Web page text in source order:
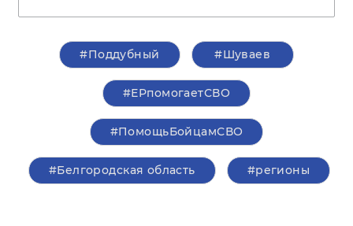
#Поддубный #Шуваев
#ЕРпомогаетСВО
#ПомощьБойцамСВО
#Белгородская область #регионы